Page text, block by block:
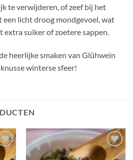
te verwijderen, of zeef bij het
een licht droog mondgevoel, wat
extra suiker of zoetere sappen.
heerlijke smaken van Glühwein
winterse sfeer!